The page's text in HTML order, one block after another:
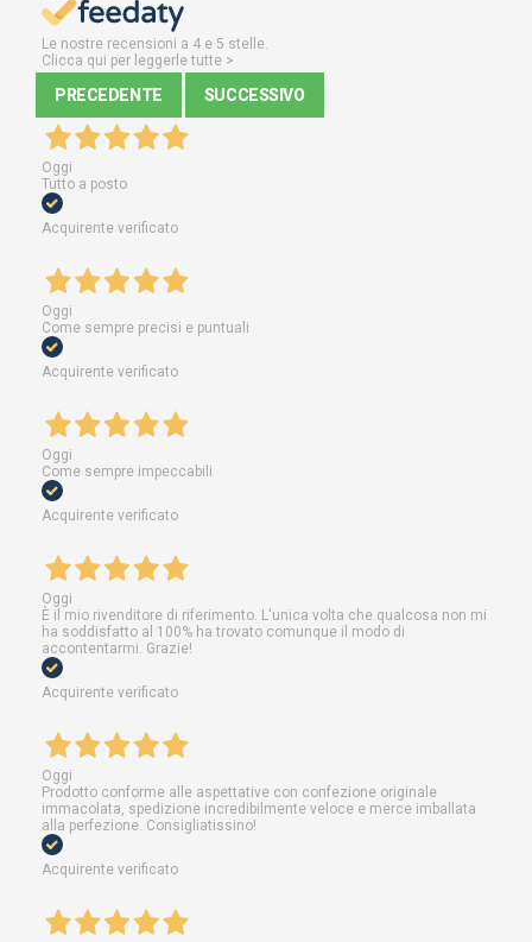
Le nostre recensioni a 4 e 5 stelle.
Clicca qui per leggerle tutte >
PRECEDENTE SUCCESSIVO
Oggi
Tutto a posto
Acquirente verificato
Oggi
Come sempre precisi e puntuali
Acquirente verificato
Oggi
Come sempre impeccabili
Acquirente verificato
Oggi
È il mio rivenditore di riferimento. L'unica volta che qualcosa non mi
ha soddisfatto al 100% ha trovato comunque il modo di
accontentarmi. Grazie!
Acquirente verificato
Oggi
Prodotto conforme alle aspettative con confezione originale
immacolata, spedizione incredibilmente veloce e merce imballata
alla perfezione. Consigliatissino!
Acquirente verificato